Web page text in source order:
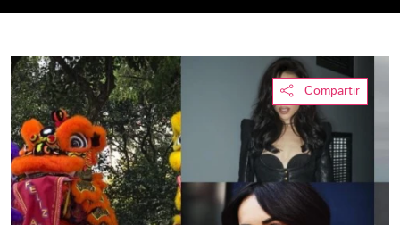
Compartir